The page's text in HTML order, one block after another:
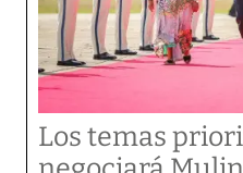
Los temas